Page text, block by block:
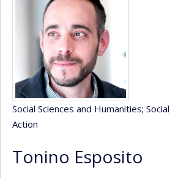
Social Sciences and Humanities;
Action
Tonino Esposito